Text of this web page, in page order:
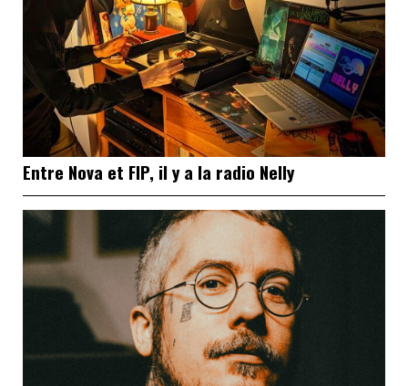
Entre Nova et FIP, il y a la radio Nelly